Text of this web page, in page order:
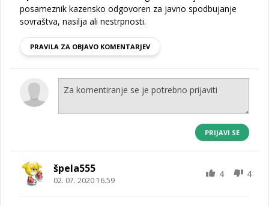
posameznik kazensko odgovoren za javno spodbujanje
sovraštva, nasilja ali nestrpnosti.
PRAVILA ZA OBJAVO KOMENTARJEV
PRIJAVI SE
špela555
02. 07. 2020 16.59
4 4